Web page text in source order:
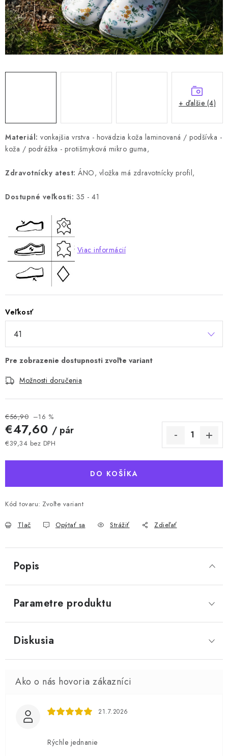
Materiál: vonkajšia vrstva - hovädzia koža laminovaná / podšívka -
koža / podrážka - protišmyková mikro guma,
Zdravotnícky atest: ÁNO, vložka má zdravotnícky profil,
Dostupné veľkosti: 35 - 41
Viac informácií
Veľkosť
Možnosti doručenia
€56,90 –16 %
€47,60 / pár
€39,34 bez DPH
DO KOŠÍKA
Kód tovaru: Zvoľte variant
Tlač Opýtať sa Strážiť Zdieľať
+ ďalšie (4)
Popis
Parametre produktu
Diskusia
21.7.2026
Rýchle jednanie